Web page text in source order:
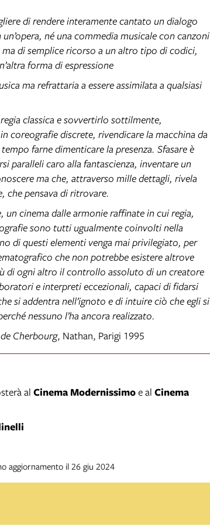
di rendere interamente cantato un dialogo
né una commedia musicale con canzoni
di semplice ricorso a un altro tipo di codici,
forma di espressione
ma refrattaria a essere assimilata a qualsiasi
classica e sovvertirlo sottilmente,
coreografie discrete, rivendicare la macchina da
farne dimenticare la presenza. Sfasare è
paralleli caro alla fantascienza, inventare un
ma che, attraverso mille dettagli, rivela
che pensava di ritrovare.
un cinema dalle armonie raffinate in cui regia,
sono tutti ugualmente coinvolti nella
di questi elementi venga mai privilegiato, per
che non potrebbe esistere altrove
di ogni altro il controllo assoluto di un creatore
e interpreti eccezionali, capaci di fidarsi
si addentra nell’ignoto e di intuire ciò che egli si
nessuno l’ha ancora realizzato.
Cherbourg, Nathan, Parigi 1995
al Cinema Modernissimoe al Cinema
aggiornamento il 26 giu 2024